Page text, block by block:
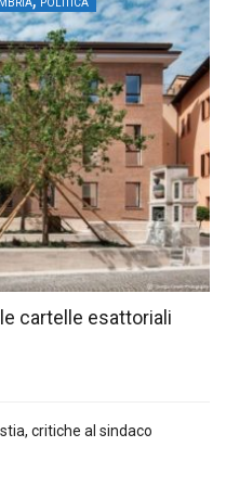
POLITICA
cartelle esattoriali
critiche al sindaco